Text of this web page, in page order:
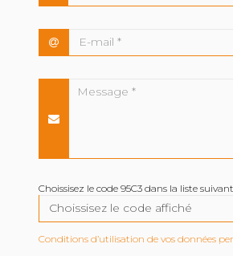
Choissisez le code 95C3 dans la liste
Conditions d’utilisation de vos données